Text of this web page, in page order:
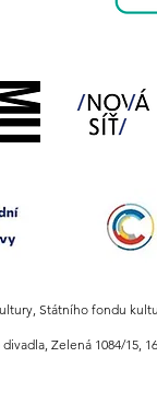
Zelená 1084/15,
Státního fondu